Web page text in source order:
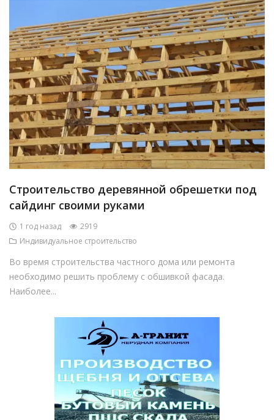
Строительство деревянной обрешетки под
сайдинг своими руками
1 год назад
2919
Индивидуальное строительство
Во время строительства частного дома или ремонта
необходимо решить проблему с обшивкой фасада.
Наиболее...